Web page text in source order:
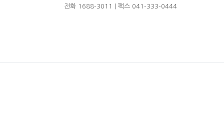
전화 1688-3011 | 팩스 041-333-0444